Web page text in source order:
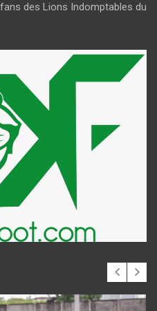
des Lions Indomptables du